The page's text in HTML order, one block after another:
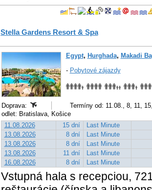
Stella Gardens Resort & Spa
Egypt, Hurghada, Makadi
- Pobytové zájazdy
Doprava:
Termíny od: 11.08., 8, 11,
odlet: Bratislava, Košice
11.08.2026
15 dní
Last Minute
13.08.2026
8 dní
Last Minute
13.08.2026
8 dní
Last Minute
13.08.2026
11 dní
Last Minute
16.08.2026
8 dní Last Minute
Vstupná hala s recepciou,